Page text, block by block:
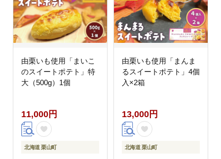
由栗いも使用「まいこ
のスイートポテト」特
大（500g）1個
11,000円
北海道 栗山町
由栗いも使用「まんま
るスイートポテト」4個
入×2箱
13,000円
北海道 栗山町